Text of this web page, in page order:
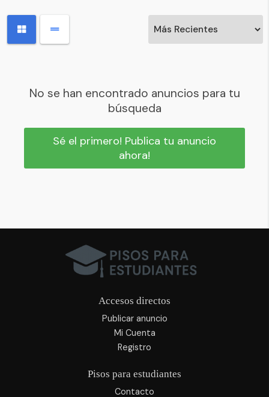
No se han encontrado anuncios para tu
búsqueda
Sé el primero! Publica tu anuncio
ahora!
Accesos directos
Publicar anuncio
Mi Cuenta
Registro
Pisos para estudiantes
Contacto